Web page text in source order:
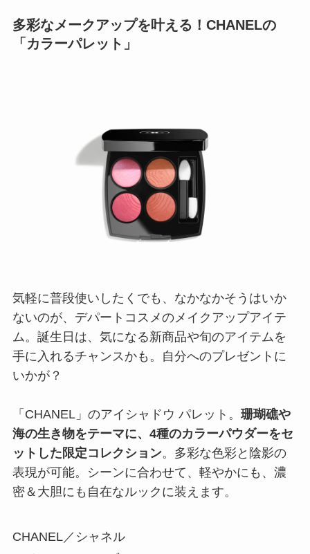
多彩なメークアップを叶える！CHANELの
「カラーパレット」
気軽に普段使いしたくでも、なかなかそうはいか
ないのが、デパートコスメのメイクアップアイテ
ム。誕生日は、気になる新商品や旬のアイテムを
手に入れるチャンスかも。自分へのプレゼントに
いかが？
「CHANEL」のアイシャドウ パレット。 珊瑚礁や
海の生き物をテーマに、4種のカラーパウダーをセ
ットした限定コレクション。多彩な色彩と陰影の
表現が可能。シーンに合わせて、軽やかにも、濃
密＆大胆にも自在なルックに装えます。
CHANEL／シャネル